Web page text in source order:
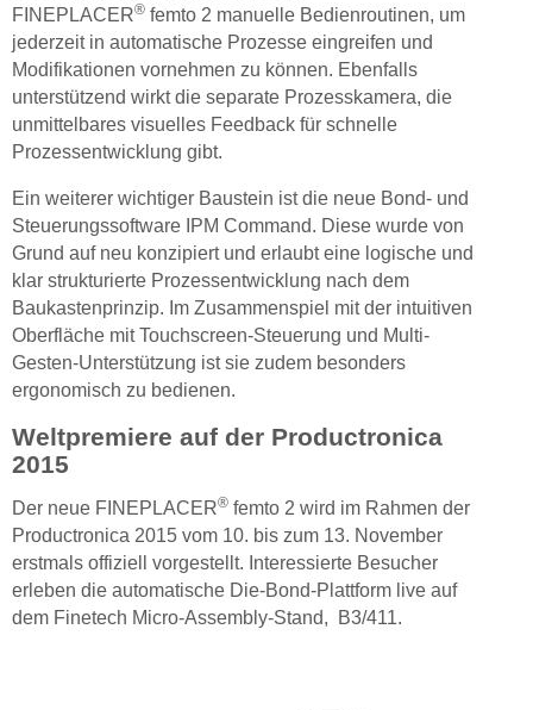
FINEPLACER® femto 2 manuelle Bedienroutinen, um
jederzeit in automatische Prozesse eingreifen und
Modifikationen vornehmen zu können. Ebenfalls
unterstützend wirkt die separate Prozesskamera, die
unmittelbares visuelles Feedback für schnelle
Prozessentwicklung gibt.
Ein weiterer wichtiger Baustein ist die neue Bond- und
Steuerungssoftware IPM Command. Diese wurde von
Grund auf neu konzipiert und erlaubt eine logische und
klar strukturierte Prozessentwicklung nach dem
Baukastenprinzip. Im Zusammenspiel mit der intuitiven
Oberfläche mit Touchscreen-Steuerung und Multi-
Gesten-Unterstützung ist sie zudem besonders
ergonomisch zu bedienen.
Weltpremiere auf der Productronica
2015
Der neue FINEPLACER® femto 2 wird im Rahmen der
Productronica 2015 vom 10. bis zum 13. November
erstmals offiziell vorgestellt. Interessierte Besucher
erleben die automatische Die-Bond-Plattform live auf
dem Finetech Micro-Assembly-Stand, B3/411.